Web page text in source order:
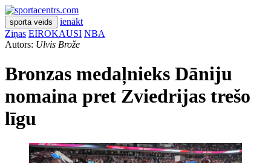
sporta veids
ienākt
Ziņas EIROKAUSI NBA
Autors: Ulvis Brože
Bronzas medaļnieks Dāniju
nomaina pret Zviedrijas trešo
līgu